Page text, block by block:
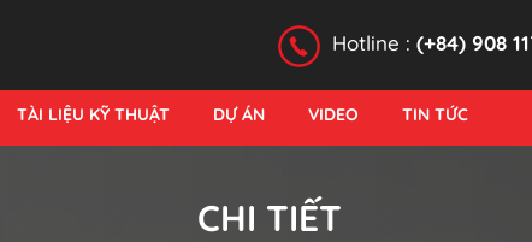
Hotline : (+84) 908
TÀI LIỆU KỸ THUẬT DỰ ÁN VIDEO TIN TỨC
CHI TIẾT